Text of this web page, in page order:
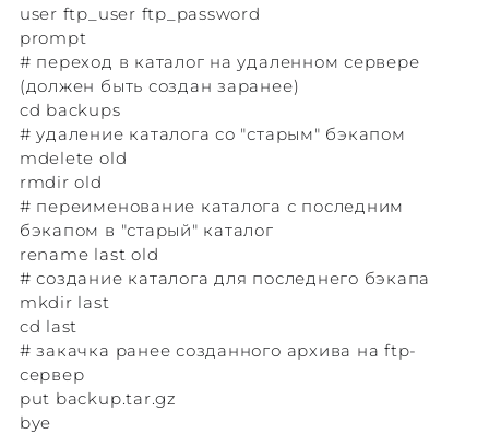
user ftp_user ftp_password
prompt
# переход в каталог на удаленном сервере
(должен быть создан заранее)
cd backups
# удаление каталога со "старым" бэкапом
mdelete old
rmdir old
# переименование каталога с последним
бэкапом в "старый" каталог
rename last old
# создание каталога для последнего бэкапа
mkdir last
cd last
# закачка ранее созданного архива на ftp-
сервер
put backup.tar.gz
bye